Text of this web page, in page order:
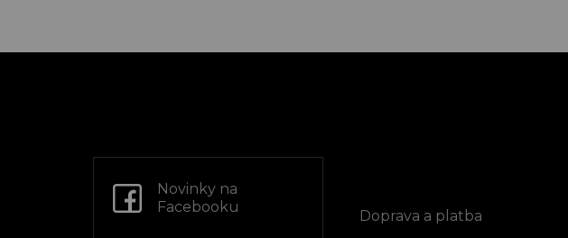
Novinky na
Facebooku
Doprava a platba